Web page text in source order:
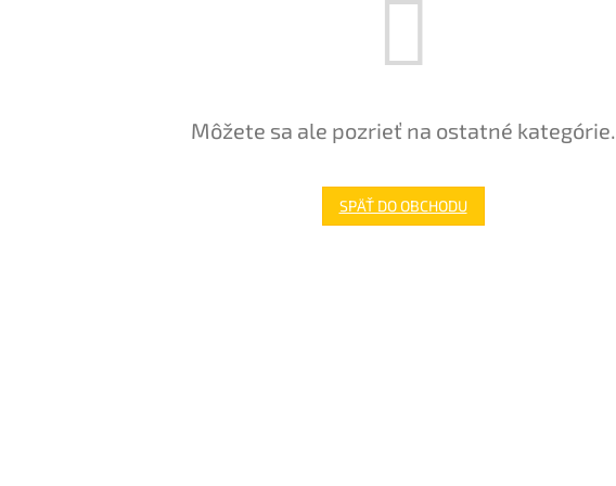
Môžete sa ale pozrieť na ostatné kategórie.
SPÄŤ DO OBCHODU